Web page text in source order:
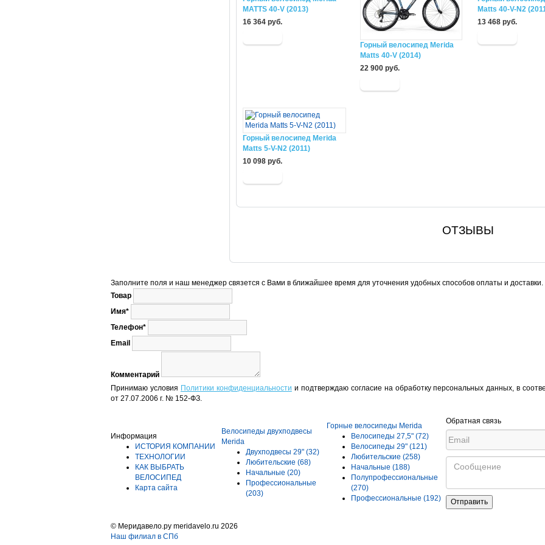
MATTS 40-V (2013)
16 364 руб.
Горный велосипед Merida
Matts 40-V (2014)
22 900 руб.
Matts 40-V-N2
13 468 руб.
Горный велосипед Merida
Matts 5-V-N2 (2011)
10 098 руб.
ОТЗЫВЫ
Заполните поля и наш менеджер связется с Вами в ближайшее время для уточнения удобных способов оплаты и доставки.
Товар
Имя*
Телефон*
Email
Комментарий
Принимаю условия Политики конфиденциальности и подтверждаю согласие на обработку персональных данных, в
от 27.07.2006 г. № 152-ФЗ.
Информация
ИСТОРИЯ КОМПАНИИ
ТЕХНОЛОГИИ
КАК ВЫБРАТЬ
ВЕЛОСИПЕД
Карта сайта
Велосипеды двухподвесы
Merida
Двухподвесы 29" (32)
Любительские (68)
Начальные (20)
Профессиональные
(203)
Горные велосипеды Merida
Велосипеды 27,5" (72)
Велосипеды 29" (121)
Любительские (258)
Начальные (188)
Полупрофессиональные
(270)
Профессиональные (192)
Обратная связь
Отправить
© Меридавело.ру meridavelo.ru 2026
Наш филиал в СПб